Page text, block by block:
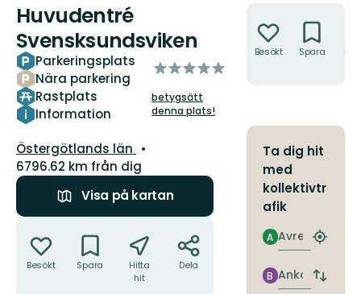
Huvudentré
Svensksundsviken
Parkeringsplats
Nära parkering
Rastplats
Information
av
stjärnor
betygsätt
denna plats!
Län:
Östergötlands län
6796.62 km från dig
Visa på kartan
Besökt Spara
Hitta
hit
Dela
Besökt Spara
Ta dig hit
med
kollektivtr
afik
Avresa
A
Hitta
Ankomst
B
Byt